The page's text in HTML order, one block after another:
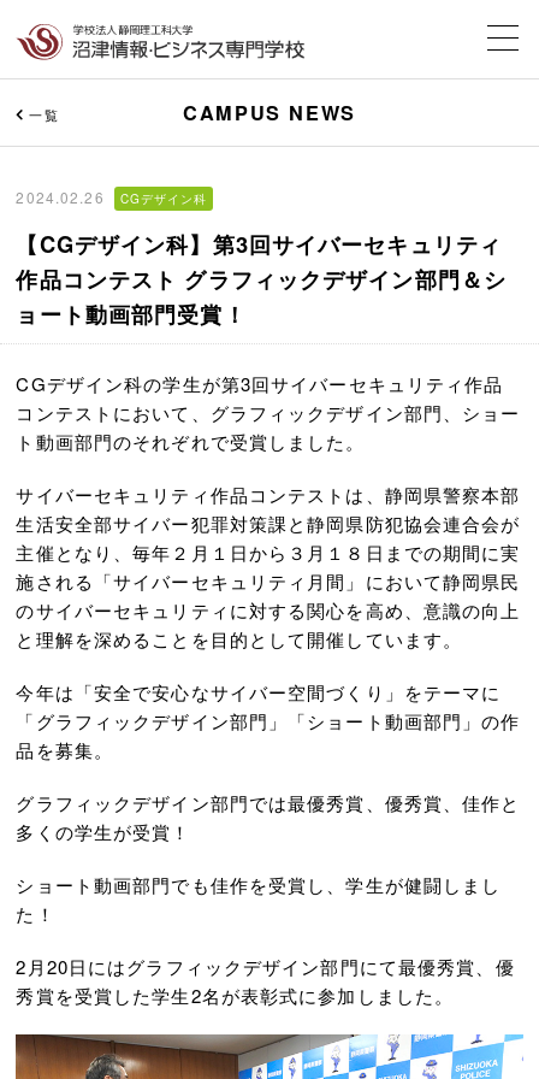
CAMPUS NEWS
一覧
2024.02.26 CGデザイン科
【CGデザイン科】第3回サイバーセキュリティ
作品コンテスト グラフィックデザイン部門＆シ
ョート動画部門受賞！
CGデザイン科の学生が第3回サイバーセキュリティ作品
コンテストにおいて、グラフィックデザイン部門、ショー
ト動画部門のそれぞれで受賞しました。
サイバーセキュリティ作品コンテストは、静岡県警察本部
生活安全部サイバー犯罪対策課と静岡県防犯協会連合会が
主催となり、毎年２月１日から３月１８日までの期間に実
施される「サイバーセキュリティ月間」において静岡県民
のサイバーセキュリティに対する関心を高め、意識の向上
と理解を深めることを目的として開催しています。
今年は「安全で安心なサイバー空間づくり」をテーマに
「グラフィックデザイン部門」「ショート動画部門」の作
品を募集。
グラフィックデザイン部門では最優秀賞、優秀賞、佳作と
多くの学生が受賞！
ショート動画部門でも佳作を受賞し、学生が健闘しまし
た！
2月20日にはグラフィックデザイン部門にて最優秀賞、優
秀賞を受賞した学生2名が表彰式に参加しました。